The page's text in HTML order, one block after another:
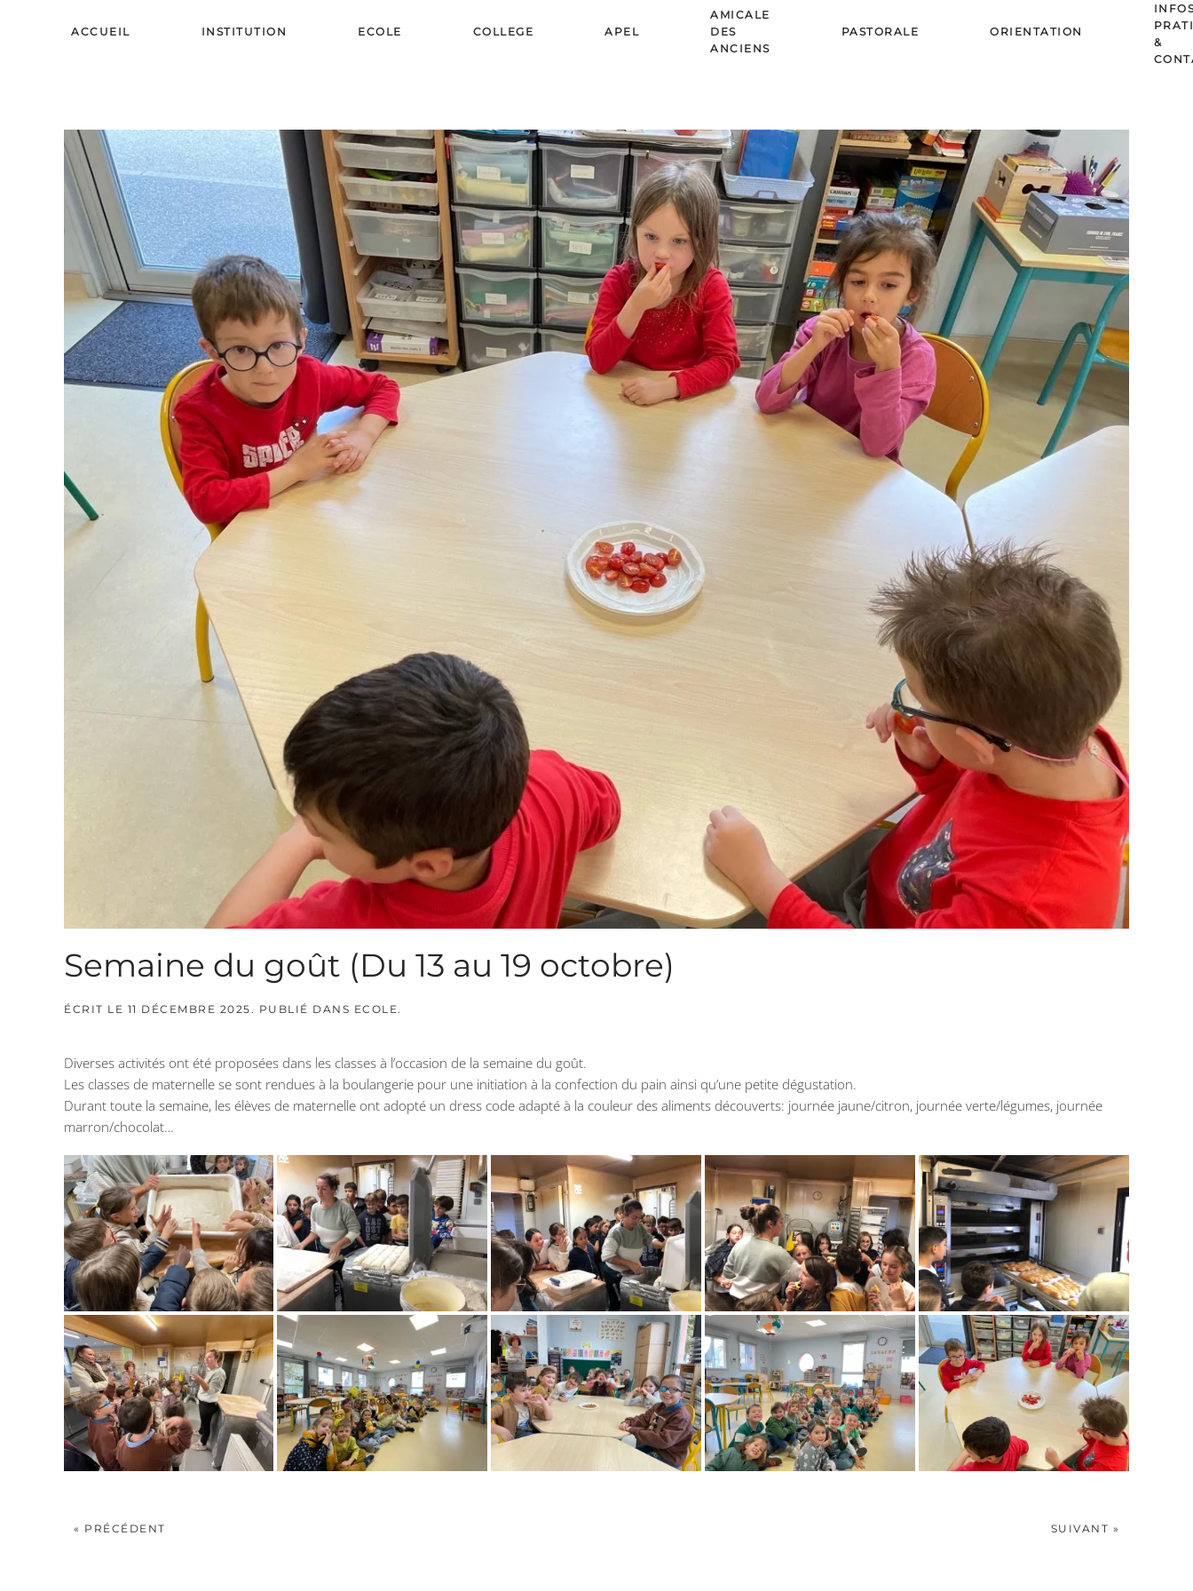
ACCUEIL INSTITUTION ECOLE COLLEGE APEL
AMICALE
DES
ANCIENS
PASTORALE ORIENTATION
&
Semaine du goût (Du 13 au 19 octobre)
ÉCRIT LE 11 DÉCEMBRE 2025. PUBLIÉ DANS ECOLE.
Diverses activités ont été proposées dans les classes à l’occasion de la semaine du goût.
Les classes de maternelle se sont rendues à la boulangerie pour une initiation à la confection du pain ainsi qu’une petite dégustation.
Durant toute la semaine, les élèves de maternelle ont adopté un dress code adapté à la couleur des aliments découverts: journée jaune/citron, journée verte/légumes, journée
marron/chocolat…
« PRÉCÉDENT SUIVANT »